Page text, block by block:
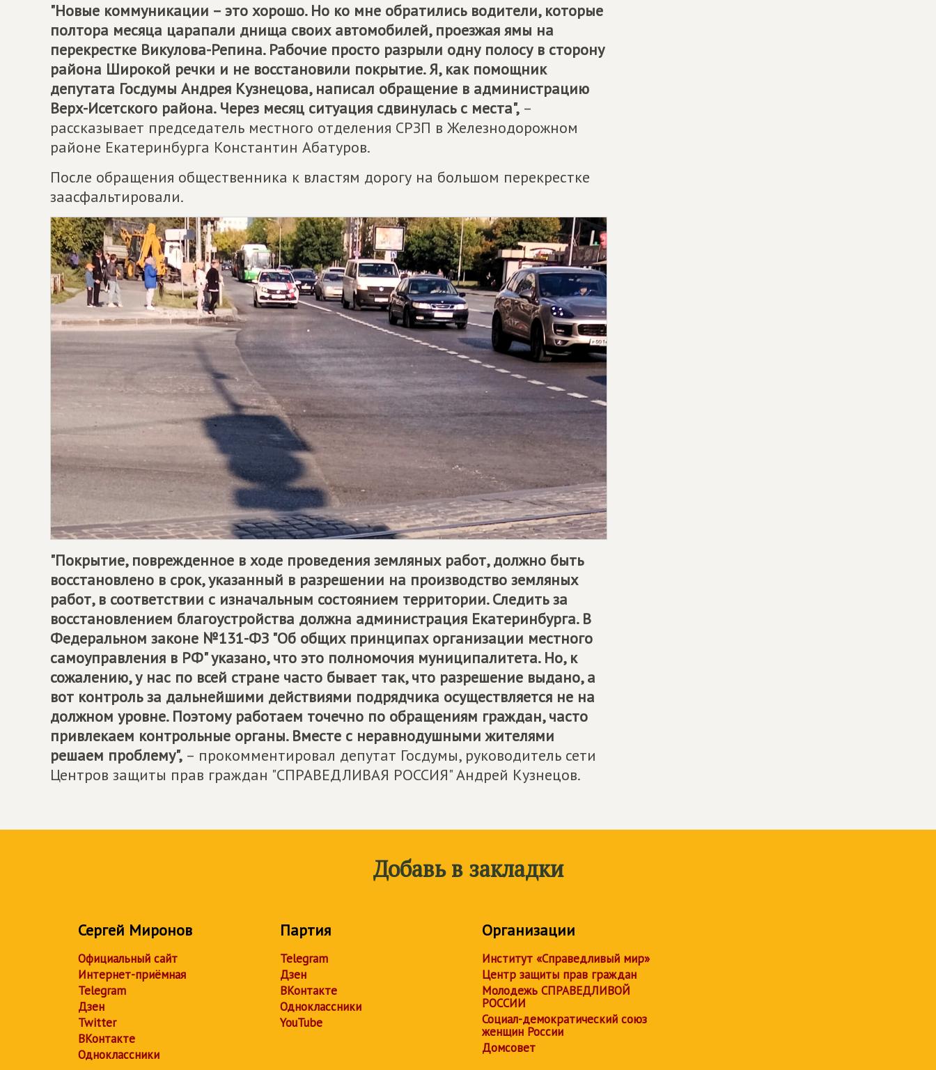
"Новые коммуникации – это хорошо. Но ко мне обратились водители, которые
полтора месяца царапали днища своих автомобилей, проезжая ямы на
перекрестке Викулова-Репина. Рабочие просто разрыли одну полосу в сторону
района Широкой речки и не восстановили покрытие. Я, как помощник
депутата Госдумы Андрея Кузнецова, написал обращение в администрацию
Верх-Исетского района. Через месяц ситуация сдвинулась с места", –
рассказывает председатель местного отделения СРЗП в Железнодорожном
районе Екатеринбурга Константин Абатуров.
После обращения общественника к властям дорогу на большом перекрестке
заасфальтировали.
"Покрытие, поврежденное в ходе проведения земляных работ, должно быть
восстановлено в срок, указанный в разрешении на производство земляных
работ, в соответствии с изначальным состоянием территории. Следить за
восстановлением благоустройства должна администрация Екатеринбурга. В
Федеральном законе №131-ФЗ "Об общих принципах организации местного
самоуправления в РФ" указано, что это полномочия муниципалитета. Но, к
сожалению, у нас по всей стране часто бывает так, что разрешение выдано, а
вот контроль за дальнейшими действиями подрядчика осуществляется не на
должном уровне. Поэтому работаем точечно по обращениям граждан, часто
привлекаем контрольные органы. Вместе с неравнодушными жителями
решаем проблему", – прокомментировал депутат Госдумы, руководитель сети
Центров защиты прав граждан "СПРАВЕДЛИВАЯ РОССИЯ" Андрей Кузнецов.
Добавь в закладки
Сергей Миронов
Официальный сайт
Интернет-приёмная
Telegram
Дзен
Twitter
ВКонтакте
Одноклассники
Партия
Telegram
Дзен
ВКонтакте
Одноклассники
YouTube
Организации
Институт «Справедливый мир»
Центр защиты прав граждан
Молодежь СПРАВЕДЛИВОЙ
РОССИИ
Социал-демократический союз
женщин России
Домсовет